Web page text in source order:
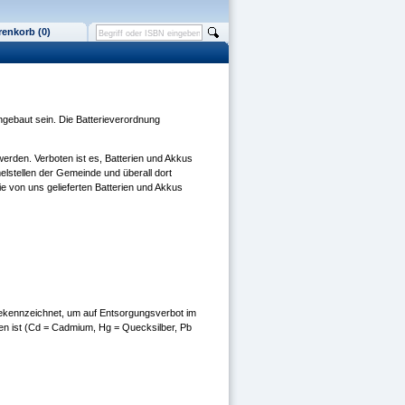
(0)
sein. Die Batterieverordnung
Verboten ist es, Batterien und Akkus
der Gemeinde und überall dort
von uns gelieferten Batterien und Akkus
um auf Entsorgungsverbot im
ist (Cd = Cadmium, Hg = Quecksilber, Pb